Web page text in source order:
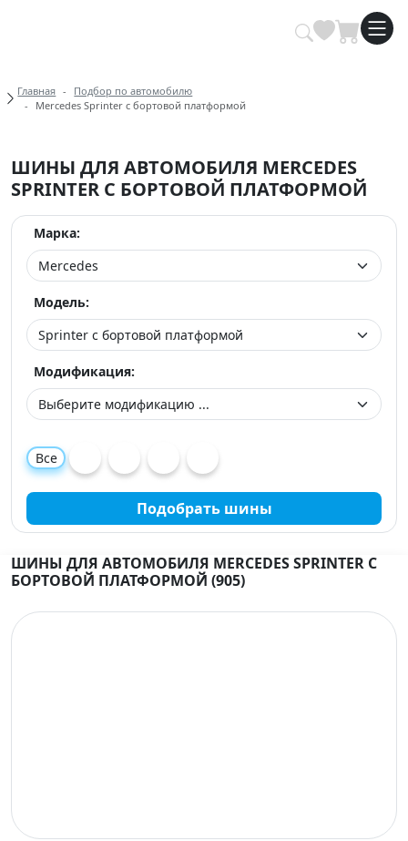
Купить автомобильные шины
Хлебные крошки
Главная
Подбор по автомобилю
Mercedes Sprinter c бортовой платформой
ШИНЫ ДЛЯ АВТОМОБИЛЯ MERCEDES
SPRINTER C БОРТОВОЙ ПЛАТФОРМОЙ
Марка:
Модель:
Модификация:
Все
Подобрать шины
ШИНЫ ДЛЯ АВТОМОБИЛЯ MERCEDES SPRINTER C
БОРТОВОЙ ПЛАТФОРМОЙ (905)